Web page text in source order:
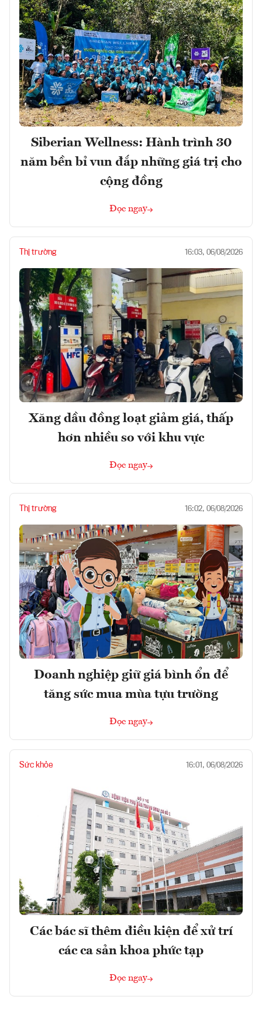
Siberian Wellness: Hành trình 30
năm bền bỉ vun đắp những giá trị cho
cộng đồng
Đọc ngay
Thị trường 16:03, 06/08/2026
Xăng dầu đồng loạt giảm giá, thấp
hơn nhiều so với khu vực
Đọc ngay
Thị trường 16:02, 06/08/2026
Doanh nghiệp giữ giá bình ổn để
tăng sức mua mùa tựu trường
Đọc ngay
Sức khỏe 16:01, 06/08/2026
Các bác sĩ thêm điều kiện để xử trí
các ca sản khoa phức tạp
Đọc ngay